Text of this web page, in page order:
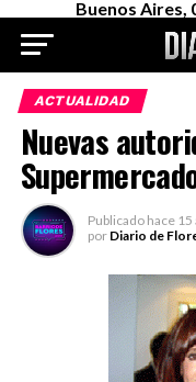
Buenos Aires,
ACTUALIDAD
Nuevas
Publicado hace 15
por Diario de